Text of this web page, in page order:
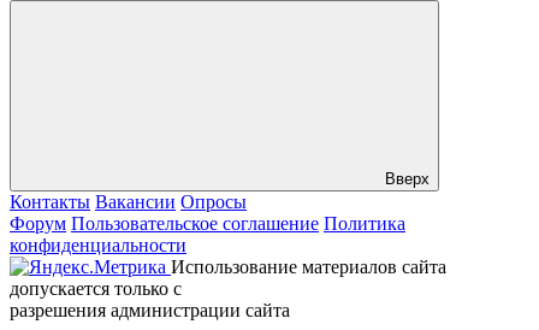
Вверх
Контакты Вакансии Опросы
Форум Пользовательское соглашение Политика
конфиденциальности
Использование материалов сайта
допускается только с
разрешения администрации сайта